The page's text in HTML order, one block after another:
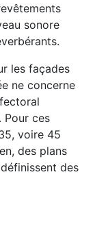
sonore
les façades
ne concerne
Pour ces
voire 45
des plans
des